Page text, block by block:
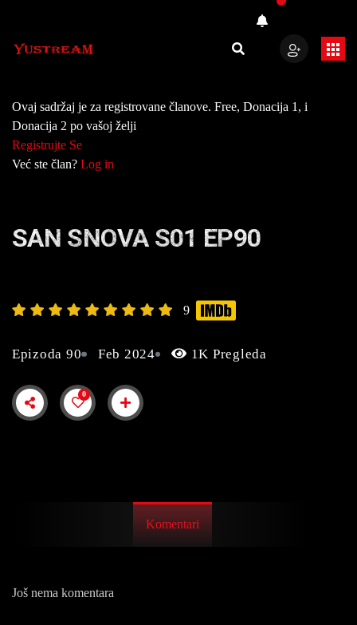
Ovaj sadržaj je za registrovane članove. Free, Donacija 1, i
Donacija 2 po vašoj želji
Registrujte Se
Već ste član? Log in
SAN SNOVA S01 EP90
9
Epizoda 90 Feb 2024 1K Pregleda
0
Komentari
Još nema komentara